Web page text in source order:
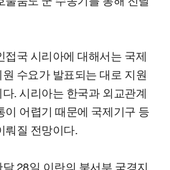
접국 시리아에 대해서는 국제
수요가 발표되는 대로 지원
. 시리아는 한국과 외교관계
이 어렵기 때문에 국제기구 등
뤄질 전망이다.
28일 이란의 북서부 국경지